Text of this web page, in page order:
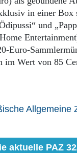
Abo Prämien
Archiv
Mediadaten
Kontakt
Impressum
in einer Box
und
Euro-
im Wert von 85
aktuelle PAZ